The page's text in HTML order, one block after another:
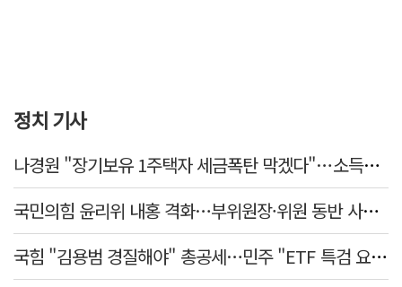
정치 기사
나경원 "장기보유 1주택자 세금폭탄 막겠다"…소득세법 개정안 발의
국민의힘 윤리위 내홍 격화…부위원장·위원 동반 사퇴 선언
국힘 "김용범 경질해야" 총공세…민주 "ETF 특검 요구는 마타도어"